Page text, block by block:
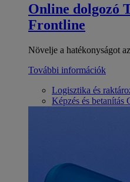
Online dolgozó
Frontline
Növelje a hatékonyságot
További információk
Logisztika és
Képzés és betanítás